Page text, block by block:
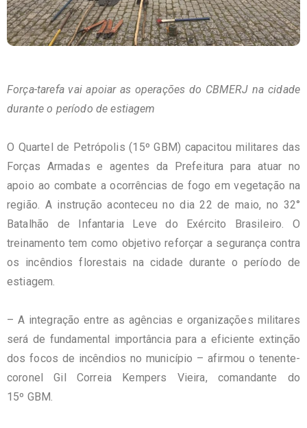
Força-tarefa vai apoiar as operações do CBMERJ na cidade
durante o período de estiagem
O Quartel de Petrópolis (15ºGBM) capacitou militares das
Forças Armadas e agentes da Prefeitura para atuar no
apoio ao combate a ocorrências de fogo em vegetação na
região. A instrução aconteceu no dia 22 de maio, no 32°
Batalhão de Infantaria Leve do Exército Brasileiro. O
treinamento tem como objetivo reforçar a segurança contra
os incêndios florestais na cidade durante o período de
estiagem.
– A integração entre as agências e organizações militares
será de fundamental importância para a eficiente extinção
dos focos de incêndios no município – afirmou o tenente-
coronel Gil Correia Kempers Vieira, comandante do
15º GBM.